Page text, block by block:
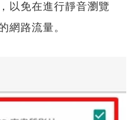
以免在進行靜音瀏覽
網路流量。